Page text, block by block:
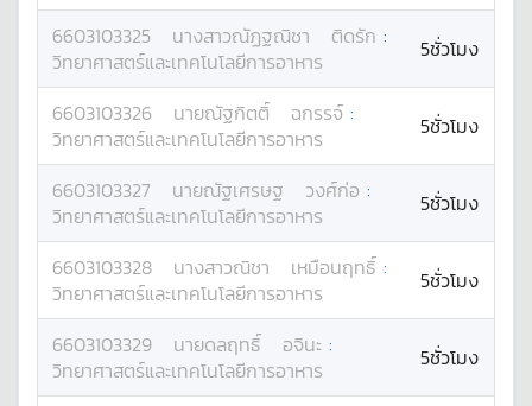
6603103325 นางสาวณัฏฐณิชา ติดรัก :
วิทยาศาสตร์และเทคโนโลยีการอาหาร
5ชั่วโมง
6603103326 นายณัฐกิตติ์ ฉกรรจ์ :
วิทยาศาสตร์และเทคโนโลยีการอาหาร
5ชั่วโมง
6603103327 นายณัฐเศรษฐ วงศ์ก่อ :
วิทยาศาสตร์และเทคโนโลยีการอาหาร
5ชั่วโมง
6603103328 นางสาวณิชา เหมือนฤทธิ์ :
วิทยาศาสตร์และเทคโนโลยีการอาหาร
5ชั่วโมง
6603103329 นายดลฤทธิ์ อจินะ :
วิทยาศาสตร์และเทคโนโลยีการอาหาร
5ชั่วโมง